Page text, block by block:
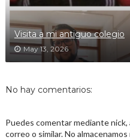
Visita a mi antiguo colegio
May 13, 2026
No hay comentarios:
Puedes comentar mediante
correo o similar. No